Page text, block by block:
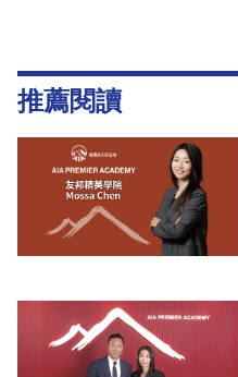
推薦閱讀